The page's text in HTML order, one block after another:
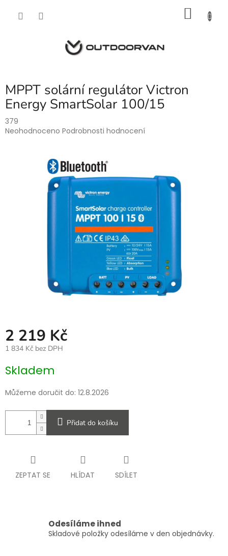
MPPT solární regulátor Victron
Energy SmartSolar 100/15
379
Průměrné
Neohodnoceno Podrobnosti hodnocení
2 219 Kč
1 834 Kč bez DPH
cena:
Skladem
Můžeme doručit do: 12.8.2026
Přidat do košíku
ZEPTAT SE HLÍDAT SDÍLET
Odesíláme ihned
Skladové položky odesíláme v den objednávky.